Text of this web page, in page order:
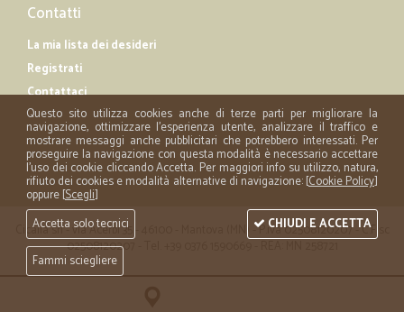
Contatti
La mia lista dei desideri
Registrati
Contattaci
Cicalia srl - via Acerbi 35 - 46100 - Mantova (MN) - P.iva 02508120207 - C.Fisc
02508120207 - Tel. +39 0376 1590669 - REA: MN 258721
Questo sito utilizza cookies anche di terze parti per migliorare la
navigazione, ottimizzare l'esperienza utente, analizzare il traffico e
mostrare messaggi anche pubblicitari che potrebbero interessati. Per
proseguire la navigazione con questa modalità è necessario accettare
l'uso dei cookie cliccando Accetta. Per maggiori info su utilizzo, natura,
rifiuto dei cookies e modalità alternative di navigazione: [Cookie Policy]
oppure [Scegli]
Accetta solo tecnici
Fammi sciegliere
CHIUDI E ACCETTA